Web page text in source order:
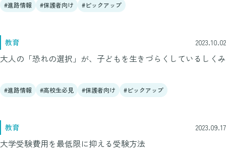
進路情報 保護者向け ピックアップ
教育 2023.10.02
大人の「恐れの選択」が、子どもを生きづらくしているしくみ
進路情報 高校生必見 保護者向け ピックアップ
教育 2023.09.17
大学受験費用を最低限に抑える受験方法